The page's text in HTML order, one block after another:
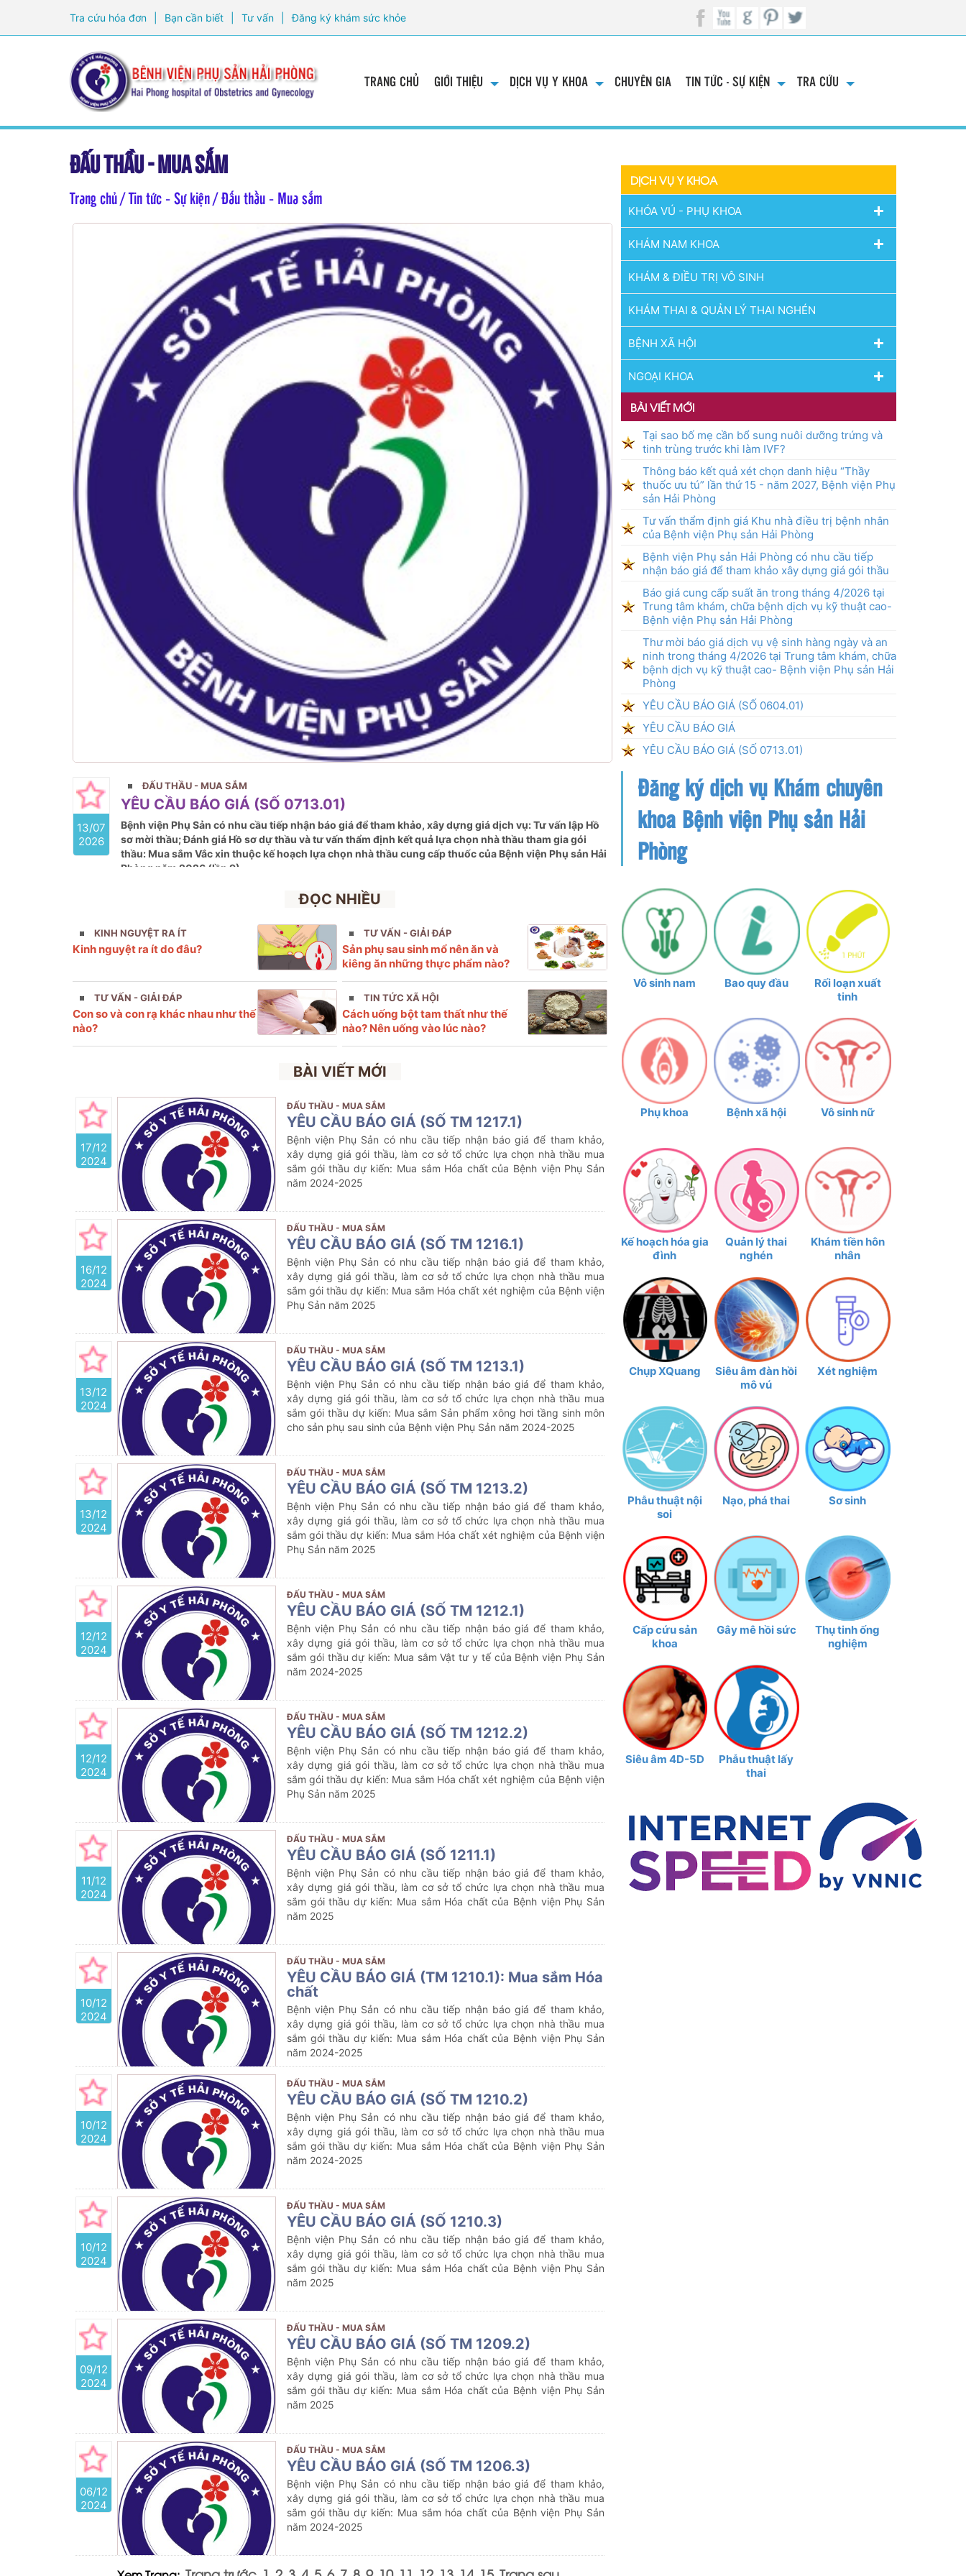
Tra cứu hóa đơn Bạn cần biết Tư vấn Đăng ký khám sức khỏe
TRANG CHỦ GIỚI THIỆU DỊCH VỤ Y KHOA CHUYÊN GIA TIN TỨC - SỰ KIỆN TRA CỨU
Đấu thầu - Mua sắm
Trang chủ/ Tin tức - Sự kiện / Đấu thầu - Mua sắm
13/07
2026
ĐẤU THẦU - MUA SẮM
YÊU CẦU BÁO GIÁ (SỐ 0713.01)
Bệnh viện Phụ Sản có nhu cầu tiếp nhận báo giá để tham khảo, xây dựng giá dịch vụ: Tư vấn lập Hồ
sơ mời thầu; Đánh giá Hồ sơ dự thầu và tư vấnthẩm định kết quả lựa chọn nhà thầu tham gia gói
thầu: Mua sắm Vắc xin thuộc kế hoạch lựa chọn nhà thầu cung cấp thuốc của Bệnh viện Phụ sản Hải
Phòng năm 2026 (lần 9)
ĐỌC NHIỀU
KINH NGUYỆT RA ÍT
Kinh nguyệt ra ít do đâu?
TƯ VẤN - GIẢI ĐÁP
Sản phụ sau sinh mổ nên ăn và
kiêng ăn những thực phẩm nào?
TƯ VẤN - GIẢI ĐÁP
Con so và con rạ khác nhau như thế
nào?
TIN TỨC XÃ HỘI
Cách uống bột tam thất như thế
nào? Nên uống vào lúc nào?
BÀI VIẾT MỚI
17/12
2024
ĐẤU THẦU - MUA SẮM
YÊU CẦU BÁO GIÁ (SỐ TM 1217.1)
Bệnh viện Phụ Sản có nhu cầu tiếp nhận báo giá để tham khảo,
xây dựng giá gói thầu, làm cơ sở tổ chức lựa chọn nhà thầu mua
sắm gói thầu dự kiến: Mua sắm Hóa chấtcủa Bệnh viện Phụ Sản
năm 2024-2025
16/12
2024
ĐẤU THẦU - MUA SẮM
YÊU CẦU BÁO GIÁ (SỐ TM 1216.1)
Bệnh viện Phụ Sản có nhu cầu tiếp nhận báo giá để tham khảo,
xây dựng giá gói thầu, làm cơ sở tổ chức lựa chọn nhà thầu mua
sắm gói thầu dự kiến: Mua sắm Hóa chất xét nghiệm của Bệnh viện
Phụ Sản năm 2025
13/12
2024
ĐẤU THẦU - MUA SẮM
YÊU CẦU BÁO GIÁ (SỐ TM 1213.1)
Bệnh viện Phụ Sản có nhu cầu tiếp nhận báo giá để tham khảo,
xây dựng giá gói thầu, làm cơ sở tổ chức lựa chọn nhà thầu mua
sắm gói thầu dự kiến: Mua sắm Sản phẩm xông hơi tầng sinh môn
cho sản phụ sau sinh của Bệnh viện Phụ Sản năm 2024-2025
13/12
2024
ĐẤU THẦU - MUA SẮM
YÊU CẦU BÁO GIÁ (SỐ TM 1213.2)
Bệnh viện Phụ Sản có nhu cầu tiếp nhận báo giá để tham khảo,
xây dựng giá gói thầu, làm cơ sở tổ chức lựa chọn nhà thầu mua
sắm gói thầu dự kiến: Mua sắm Hóa chất xét nghiệm của Bệnh viện
Phụ Sản năm 2025
12/12
2024
ĐẤU THẦU - MUA SẮM
YÊU CẦU BÁO GIÁ (SỐ TM 1212.1)
Bệnh viện Phụ Sản có nhu cầu tiếp nhận báo giá để tham khảo,
xây dựng giá gói thầu, làm cơ sở tổ chức lựa chọn nhà thầu mua
sắm gói thầu dự kiến: Mua sắm Vật tư y tế của Bệnh viện Phụ Sản
năm 2024-2025
12/12
2024
ĐẤU THẦU - MUA SẮM
YÊU CẦU BÁO GIÁ (SỐ TM 1212.2)
Bệnh viện Phụ Sản có nhu cầu tiếp nhận báo giá để tham khảo,
xây dựng giá gói thầu, làm cơ sở tổ chức lựa chọn nhà thầu mua
sắm gói thầu dự kiến: Mua sắm Hóa chất xét nghiệm của Bệnh viện
Phụ Sản năm 2025
11/12
2024
ĐẤU THẦU - MUA SẮM
YÊU CẦU BÁO GIÁ (SỐ 1211.1)
Bệnh viện Phụ Sản có nhu cầu tiếp nhận báo giá để tham khảo,
xây dựng giá gói thầu, làm cơ sở tổ chức lựa chọn nhà thầu mua
sắm gói thầu dự kiến: Mua sắm Hóa chấtcủa Bệnh viện Phụ Sản
năm 2025
10/12
2024
ĐẤU THẦU - MUA SẮM
YÊU CẦU BÁO GIÁ (TM 1210.1): Mua sắm Hóa
chất
Bệnh viện Phụ Sản có nhu cầu tiếp nhận báo giá để tham khảo,
xây dựng giá gói thầu, làm cơ sở tổ chức lựa chọn nhà thầu mua
sắm gói thầu dự kiến: Mua sắm Hóa chấtcủa Bệnh viện Phụ Sản
năm 2024-2025
10/12
2024
ĐẤU THẦU - MUA SẮM
YÊU CẦU BÁO GIÁ (SỐ TM 1210.2)
Bệnh viện Phụ Sản có nhu cầu tiếp nhận báo giá để tham khảo,
xây dựng giá gói thầu, làm cơ sở tổ chức lựa chọn nhà thầu mua
sắm gói thầu dự kiến: Mua sắm Hóa chấtcủa Bệnh viện Phụ Sản
năm 2024-2025
10/12
2024
ĐẤU THẦU - MUA SẮM
YÊU CẦU BÁO GIÁ (SỐ 1210.3)
Bệnh viện Phụ Sản có nhu cầu tiếp nhận báo giá để tham khảo,
xây dựng giá gói thầu, làm cơ sở tổ chức lựa chọn nhà thầu mua
sắm gói thầu dự kiến: Mua sắm Hóa chấtcủa Bệnh viện Phụ Sản
năm 2025
09/12
2024
ĐẤU THẦU - MUA SẮM
YÊU CẦU BÁO GIÁ (SỐ TM 1209.2)
Bệnh viện Phụ Sản có nhu cầu tiếp nhận báo giá để tham khảo,
xây dựng giá gói thầu, làm cơ sở tổ chức lựa chọn nhà thầu mua
sắm gói thầu dự kiến: Mua sắm Hóa chấtcủa Bệnh viện Phụ Sản
năm 2025
06/12
2024
ĐẤU THẦU - MUA SẮM
YÊU CẦU BÁO GIÁ (SỐ TM 1206.3)
Bệnh viện Phụ Sản có nhu cầu tiếp nhận báo giá để tham khảo,
xây dựng giá gói thầu, làm cơ sở tổ chức lựa chọn nhà thầu mua
sắm gói thầu dự kiến: Mua sắm hóa chất của Bệnh viện Phụ Sản
năm 2024-2025
DỊCH VỤ Y KHOA
KHÓA VÚ - PHỤ KHOA
KHÁM NAM KHOA
KHÁM & ĐIỀU TRỊ VÔ SINH
KHÁM THAI & QUẢN LÝ THAI NGHÉN
BỆNH XÃ HỘI
NGOẠI KHOA
BÀI VIẾT MỚI
Tại sao bố mẹ cần bổ sung nuôi dưỡng trứng và
tinh trùng trước khi làm IVF?
Thông báo kết quả xét chọn danh hiệu “Thầy
thuốc ưu tú” lần thứ 15 - năm 2027, Bệnh viện Phụ
sản Hải Phòng
Tư vấn thẩm định giá Khu nhà điều trị bệnh nhân
của Bệnh viện Phụ sản Hải Phòng
Bệnh viện Phụ sản Hải Phòng có nhu cầu tiếp
nhận báo giá để tham khảo xây dựng giá gói thầu
Báo giá cung cấp suất ăn trong tháng 4/2026 tại
Trung tâm khám, chữa bệnh dịch vụ kỹ thuật cao-
Bệnh viện Phụ sản Hải Phòng
Thư mời báo giá dịch vụ vệ sinh hàng ngày và an
ninh trong tháng 4/2026 tại Trung tâm khám, chữa
bệnh dịch vụ kỹ thuật cao- Bệnh viện Phụ sản Hải
Phòng
YÊU CẦU BÁO GIÁ (SỐ 0604.01)
YÊU CẦU BÁO GIÁ
YÊU CẦU BÁO GIÁ (SỐ 0713.01)
Đăng ký dịch vụ Khám chuyên
khoa Bệnh viện Phụ sản Hải
Phòng
Vô sinh nam Bao quy đầu
Rối loạn xuất
tinh
Phụ khoa Bệnh xã hội Vô sinh nữ
Kế hoạch hóa gia
đình
Quản lý thai
nghén
Khám tiền hôn
nhân
Chụp XQuang
Siêu âm đàn hồi
mô vú
Xét nghiệm
Phẫu thuật nội
soi
Nạo, phá thai Sơ sinh
Cấp cứu sản
khoa
Gây mê hồi sức
Thụ tinh ống
nghiệm
Siêu âm 4D-5D
Phẫu thuật lấy
thai